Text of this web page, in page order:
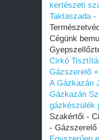
kertészeti
Taktaszada
Cégünk
Cirkó
Gázszerelő
A Gázkazán
Gázkazán
gázkészülék
Szakértői -
- Gázszerelő